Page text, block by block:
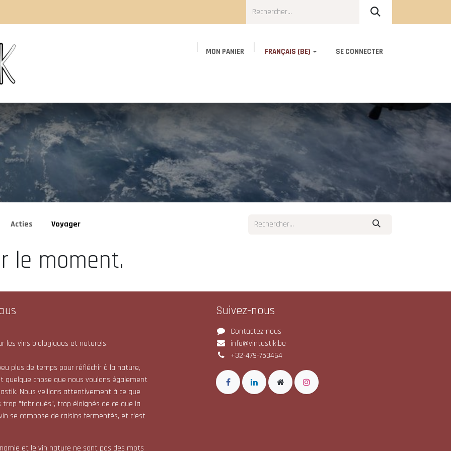
MON PANIER FRANÇAIS (BE) SE CONNECTER
Acties Voyager
le moment.
les vins biologiques et naturels.
plus de temps pour réfléchir à la nature,
quelque chose que nous voulons également
Nous veillons attentivement à ce que
"fabriqués", trop éloignés de ce que la
se compose de raisins fermentés, et c'est
et le vin nature ne sont pas des mots
Suivez-nous
Contactez-nous
info@vintastik.be
+32-479-753464